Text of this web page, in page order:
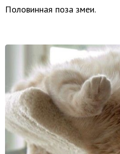
Половинная поза змеи.